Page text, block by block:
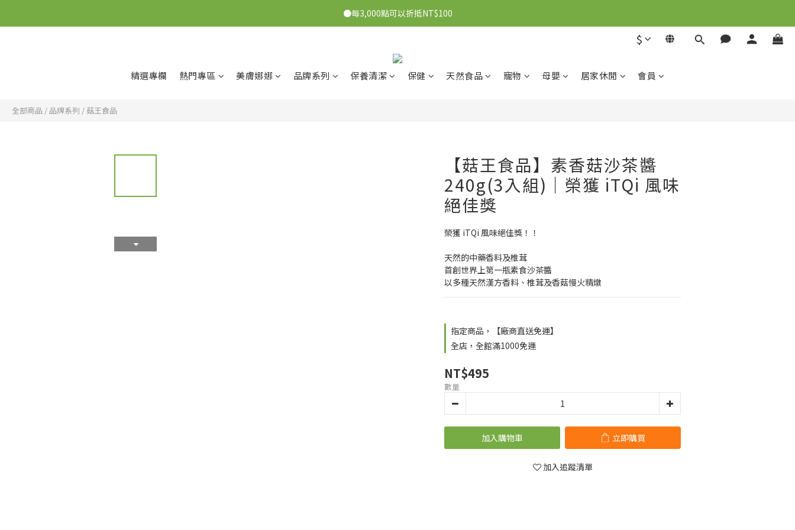
●7/2-7/30下單美膚娜娜&曦之麗，滿1,000元抽PDRN精華組！👉點我了解
●每3,000點可以折抵NT$100
$
精選專欄 熱門專區 美膚娜娜 品牌系列 保養清潔 保健 天然食品 寵物 母嬰 居家休閒 會員
全部商品 / 品牌系列 / 菇王食品
【菇王食品】素香菇沙茶醬
240g(3入組)｜榮獲 iTQi 風味
絕佳獎
榮獲 iTQi 風味絕佳獎！！
天然的中藥香料及椎茸
首創世界上第一瓶素食沙茶醬
以多種天然漢方香料、椎茸及香菇慢火精燉
指定商品，【廠商直送免運】
全店，全館滿1000免運
NT$495
數量
加入購物車 立即購買
加入追蹤清單
立即購買